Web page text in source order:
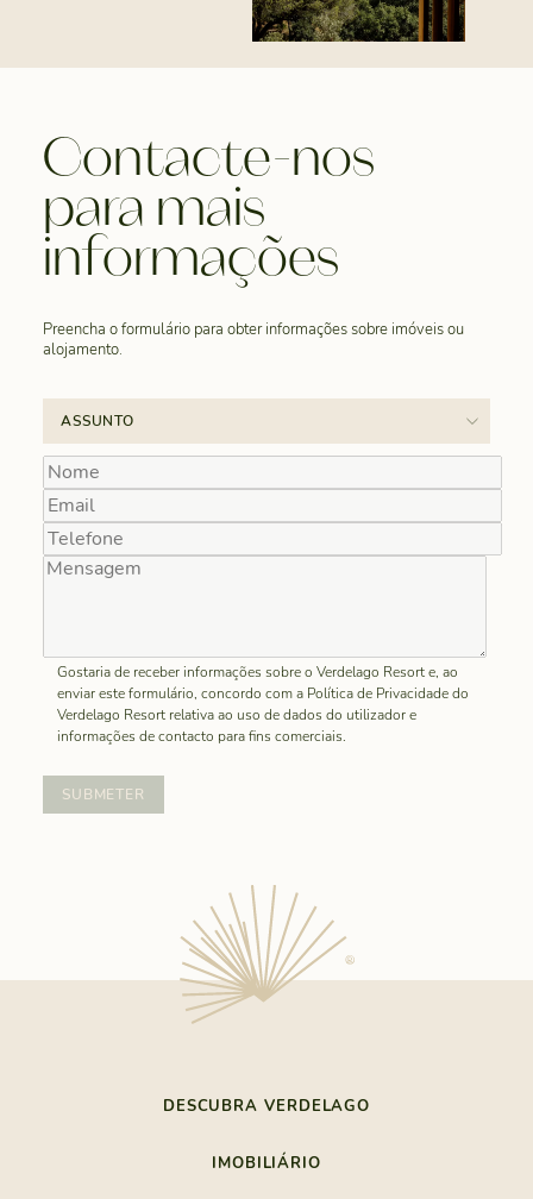
Contacte-nos
para mais
informações
Preencha o formulário para obter informações sobre imóveis ou
alojamento.
Gostaria de receber informações sobre o Verdelago Resort e, ao
enviar este formulário, concordo com a Política de Privacidade do
Verdelago Resort relativa ao uso de dados do utilizador e
informações de contacto para fins comerciais.
DESCUBRA VERDELAGO
IMOBILIÁRIO